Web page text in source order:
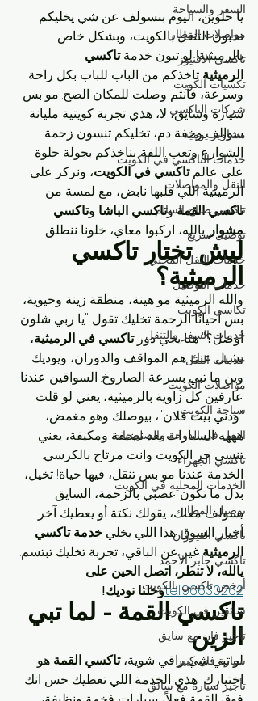
السفر والسياحة
مواصلات المطار
تاكسي الأفنيوز
تكسيات الكويت
شركات التاكسي
مشاوير يومية
خدمات التاكسي في الكويت
النقل والمواصلات
تاكسي صباح السالم
توصيل سريع
خدمات النقل المحلي
خدمات التوصيل
تكاسي الكويت
خدمات السفر والتنقل
خدمات النقل
مواصلات الكويت
سياحة الكويت
النقل في الدوحة والصليبخات
تاكسي الجهراء
الخدمات المحلية في الكويت
توصيل المطار
تاكسي القيروان
تاكسي جابر الأحمد
أرخص تاكسي بالكويت
سائقين في الكويت
تأجير فان مع سايق
سيارة فان كبير
تأجير سيارة مع سائق
يا حلوين، اليوم بنسولف عن شي يخليكم
تحبون التنقل بالكويت، وبشكل خاص
بالرميثية! لو تبون خدمة تاكسي
الرميثية تاخذكم من الباب للباب بكل راحة
وسرعة، فأنتم وصلت للمكان الصح. مو بس
سيارة وسايق، لا، هذي تجربة كويتية مليانة
سوالف وخفة دم، تخليكم تنسون زحمة
الشوارع وتعب اللفة. بناخذكم بجولة حلوة
على عالم تاكسي في الكويت، ونركز على
الرميثية اللي قلبها نابض، مع لمسة من
تاكسي القمة وتاكسي الباشا وتاكسي
مشوار. يالله، اركبوا معاي، خلونا ننطلق!
ليش تختار تاكسي
الرميثية؟
والله الرميثية مو هينة، منطقة زينة وحيوية،
بس أحيانًا الزحمة تخليك تقول "يا ربي شلون
أوصل؟" هنا يجي دور تاكسي في الرميثية،
يشيل عنك هم المواقف والدوران، ويوديك
وين ما تبي بسرعة الصاروخ. السواقين عندنا
عارفين كل زاوية بالرميثية، يعني لو قلت
"ودني بيت فلان"، بيوصلك وهو مغمض،
هههه. السيارات بعد نضيفة ومكيفة، يعني
تنسى حر الكويت وانت مرتاح بالكرسي.
الخدمة عندنا مو بس تنقل، فيها حياة! تخيل،
بدل ما تكون عصبي بالزحمة، السايق
يسولف معاك، يقولك نكتة أو يعطيك آخر
أخبار السوق. هذا اللي يخلي خدمة تاكسي
الرميثية غير عن الباقي، تجربة تخليك تبتسم.
يالله، لا تنطر، اتصل الحين على
tel:96630262وخلنا نوديك!
تاكسي القمة - لما تبي
الزين
لو تبي شي راقي شوية، تاكسي القمة هو
اختيارك! هذي الخدمة اللي تعطيك حس انك